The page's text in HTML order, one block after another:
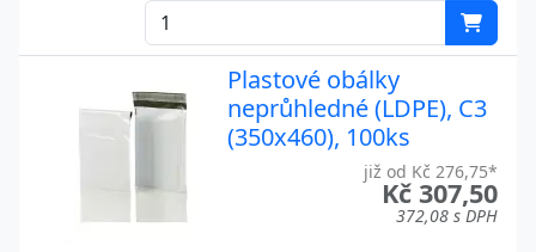
Plastové obálky
neprůhledné (LDPE), C3
(350x460), 100ks
již od Kč 276,75*
Kč 307,50
372,08 s DPH